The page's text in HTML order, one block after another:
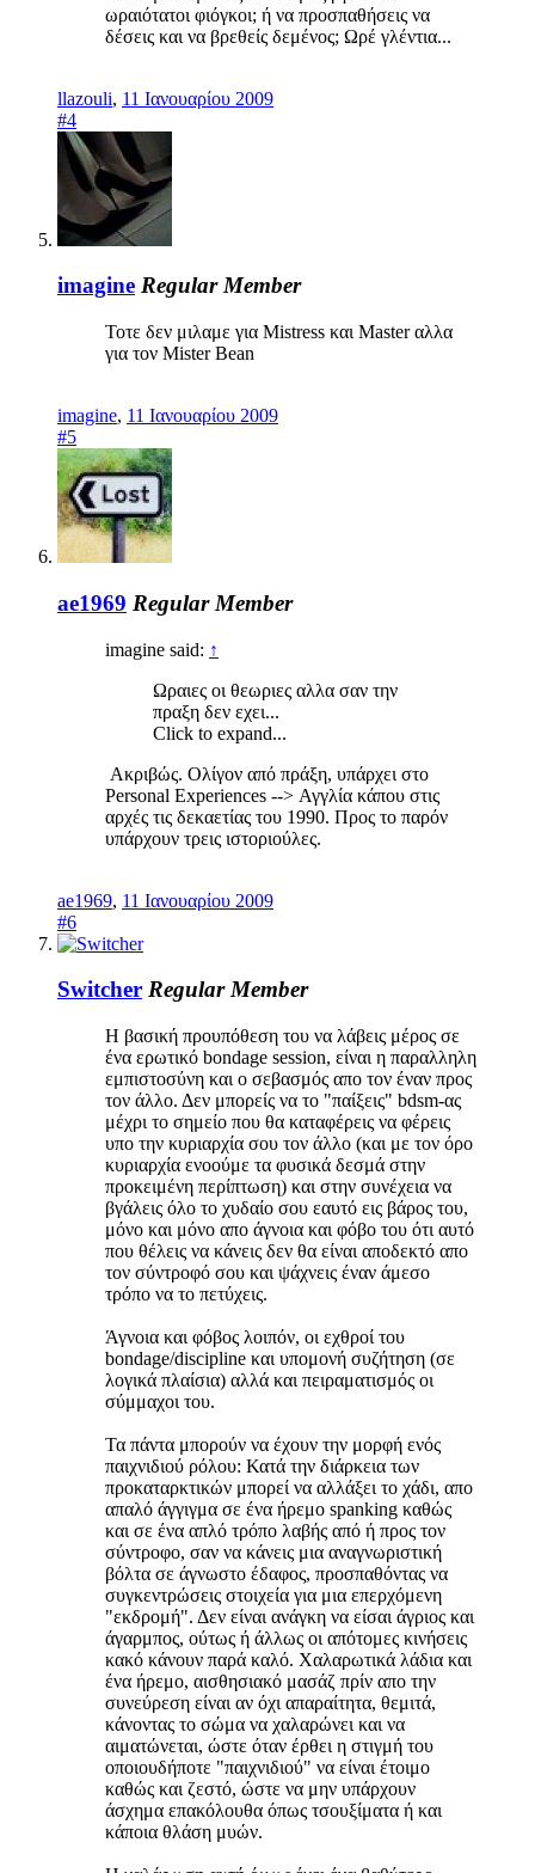
ωραιότατοι φιόγκοι; ή να προσπαθήσεις να
δέσεις και να βρεθείς δεμένος; Ωρέ γλέντια...
llazouli, 11 Ιανουαρίου 2009
#4
imagine Regular Member
Τοτε δεν μιλαμε για Mistress και Master αλλα
για τον Mister Bean
imagine, 11 Ιανουαρίου 2009
#5
ae1969 Regular Member
imagine said: ↑
Ωραιες οι θεωριες αλλα σαν την
πραξη δεν εχει...
Click to expand...
Ακριβώς. Ολίγον από πράξη, υπάρχει στο
Personal Experiences --> Αγγλία κάπου στις
αρχές τις δεκαετίας του 1990. Προς το παρόν
υπάρχουν τρεις ιστοριούλες.
ae1969, 11 Ιανουαρίου 2009
#6
Switcher Regular Member
Η βασική προυπόθεση του να λάβεις μέρος σε
ένα ερωτικό bondage session, είναι η παραλληλη
εμπιστοσύνη και ο σεβασμός απο τον έναν προς
τον άλλο. Δεν μπορείς να το "παίξεις" bdsm-ας
μέχρι το σημείο που θα καταφέρεις να φέρεις
υπο την κυριαρχία σου τον άλλο (και με τον όρο
κυριαρχία ενοούμε τα φυσικά δεσμά στην
προκειμένη περίπτωση) και στην συνέχεια να
βγάλεις όλο το χυδαίο σου εαυτό εις βάρος του,
μόνο και μόνο απο άγνοια και φόβο του ότι αυτό
που θέλεις να κάνεις δεν θα είναι αποδεκτό απο
τον σύντροφό σου και ψάχνεις έναν άμεσο
τρόπο να το πετύχεις.
Άγνοια και φόβος λοιπόν, οι εχθροί του
bondage/discipline και υπομονή συζήτηση (σε
λογικά πλαίσια) αλλά και πειραματισμός οι
σύμμαχοι του.
Τα πάντα μπορούν να έχουν την μορφή ενός
παιχνιδιού ρόλου: Κατά την διάρκεια των
προκαταρκτικών μπορεί να αλλάξει το χάδι, απο
απαλό άγγιγμα σε ένα ήρεμο spanking καθώς
και σε ένα απλό τρόπο λαβής από ή προς τον
σύντροφο, σαν να κάνεις μια αναγνωριστική
βόλτα σε άγνωστο έδαφος, προσπαθόντας να
συγκεντρώσεις στοιχεία για μια επερχόμενη
"εκδρομή". Δεν είναι ανάγκη να είσαι άγριος και
άγαρμπος, ούτως ή άλλως οι απότομες κινήσεις
κακό κάνουν παρά καλό. Χαλαρωτικά λάδια και
ένα ήρεμο, αισθησιακό μασάζ πρίν απο την
συνεύρεση είναι αν όχι απαραίτητα, θεμιτά,
κάνοντας το σώμα να χαλαρώνει και να
αιματώνεται, ώστε όταν έρθει η στιγμή του
οποιουδήποτε "παιχνιδιού" να είναι έτοιμο
καθώς και ζεστό, ώστε να μην υπάρχουν
άσχημα επακόλουθα όπως τσουξίματα ή και
κάποια θλάση μυών.